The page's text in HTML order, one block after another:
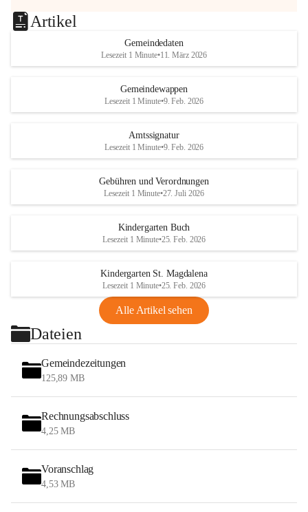
Artikel
Gemeindedaten
Lesezeit 1 Minute•11. März 2026
Gemeindewappen
Lesezeit 1 Minute•9. Feb. 2026
Amtssignatur
Lesezeit 1 Minute•9. Feb. 2026
Gebühren und Verordnungen
Lesezeit 1 Minute•27. Juli 2026
Kindergarten Buch
Lesezeit 1 Minute•25. Feb. 2026
Kindergarten St. Magdalena
Lesezeit 1 Minute•25. Feb. 2026
Alle Artikel sehen
Dateien
Gemeindezeitungen
125,89 MB
Rechnungsabschluss
4,25 MB
Voranschlag
4,53 MB